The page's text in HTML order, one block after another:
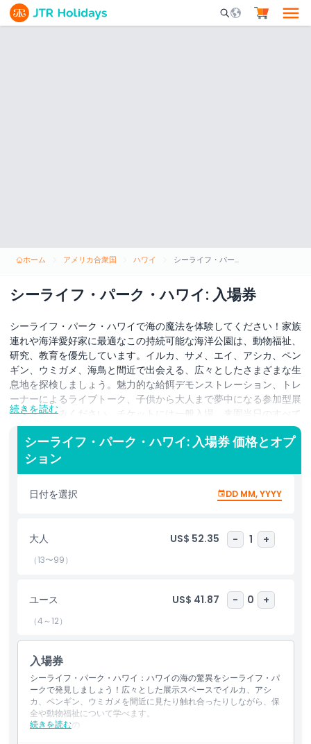
Mobile Search
ホーム アメリカ合衆国 ハワイ シーライフ・パーク・ハワイ: 入場券
シーライフ・パーク・ハワイ: 入場券
シーライフ・パーク・ハワイで海の魔法を体験してください！家族
連れや海洋愛好家に最適なこの持続可能な海洋公園は、動物福祉、
研究、教育を優先しています。イルカ、サメ、エイ、アシカ、ペン
ギン、ウミガメ、海鳥と間近で出会える、広々としたさまざまな生
息地を探検しましょう。魅力的な給餌デモンストレーション、トレ
ーナーによるライブトーク、子供から大人まで夢中になる参加型展
示をお楽しみください。チケットには一般入場、来園当日のすべて
のショーと展示への入場、トレーナートーク、鳥や魚への給餌体験
の機会が含まれます。送迎サービスは含まれておらず、18歳未満の
方は大人の同伴が必要です。ベビーカー、車椅子、ロッカーはレン
タル可能です。入場口でスマートフォンのチケットと、クレジッ
ト/デビットカード名義の方は写真付き身分証明書を提示してくだ
さい。楽しさと教育が融合した家族向けのハワイ体験をお見逃しな
て、忘れられない水中の冒険に飛び込みましょう！
含まれるもの
子供／大人ポリシー
除外事項
続きを読む
シーライフ・パーク・ハワイ: 入場券 価格とオプ
ション
日付を選択 DD MM, YYYY
大人 US$ 52.35 - 1 +
（13〜99）
ユース US$ 41.87 - 0 +
（4～12）
入場券
シーライフ・パーク・ハワイ：ハワイの海の驚異をシーライフ・パ
ークで発見しましょう！広々とした展示スペースでイルカ、アシ
カ、ペンギン、ウミガメを間近に見たり触れ合ったりしながら、保
全や動物福祉について学べます。
続きを読む
含まれるもの